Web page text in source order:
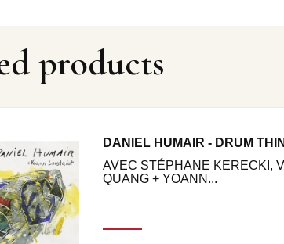
products
DANIEL HUMAIR - DRUM
AVEC STÉPHANE KERECKI,
QUANG + YOANN...